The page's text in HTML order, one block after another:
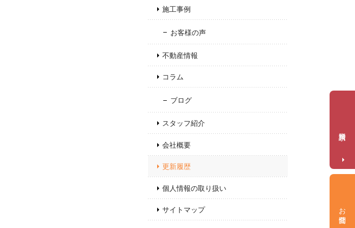
施工事例
お客様の声
不動産情報
コラム
ブログ
スタッフ紹介
会社概要
更新履歴
個人情報の取り扱い
サイトマップ お問合せ